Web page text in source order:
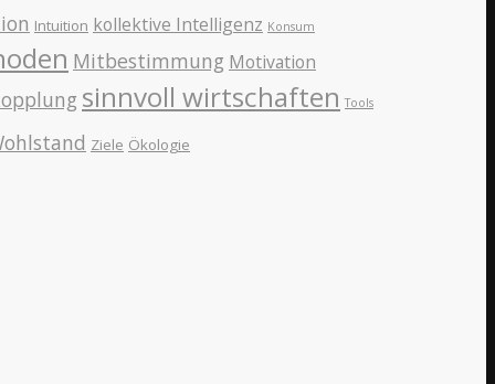
Intuition kollektive Intelligenz Konsum
Mitbestimmung Motivation
sinnvoll wirtschaften Tools
Ziele Ökologie